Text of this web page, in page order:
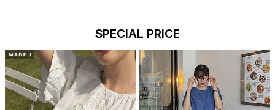
SPECIAL PRICE